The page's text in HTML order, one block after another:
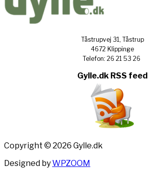
Tåstrupvej 31, Tåstrup
4672 Klippinge
Telefon: 26 21 53 26
Gylle.dk RSS feed
Copyright © 2026 Gylle.dk
Designed byWPZOOM